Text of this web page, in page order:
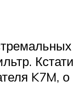
Кстати
K7M, о